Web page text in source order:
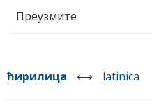
Преузмите
ћирилица ⟷ latinica